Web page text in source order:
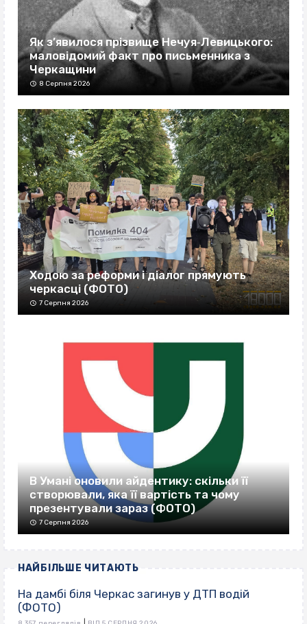
Як з’явилося прізвище Нечуя‐Левицького:
маловідомий факт про письменника з
Черкащини
8 Серпня 2026
Ходою за реформи і діалог прямують
черкасці (ФОТО)
7 Серпня 2026
В Умані оновили айдентику: скільки її
створювали, яка її вартість та чому
презентували зараз (ФОТО)
7 Серпня 2026
НАЙБІЛЬШЕ ЧИТАЮТЬ
На дамбі біля Черкас загинув у ДТП водій
(ФОТО)